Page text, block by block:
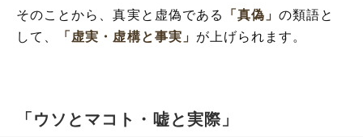
そのことから、真実と虚偽である 「真偽」の類語と
して、
「虚実・虚構と事実」 が上げられます。
「ウソとマコト・嘘と実際」